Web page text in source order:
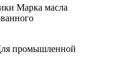
Марка масла
промышленной